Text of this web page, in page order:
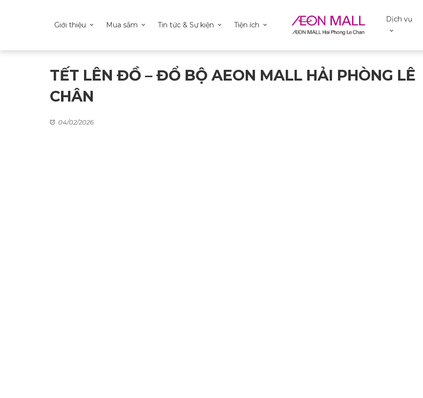
Giới thiệu Mua sắm Tin tức & Sự kiện Tiện ích
Dịch vụ
TẾT LÊN ĐỒ – ĐỔ BỘ AEON MALL HẢI PHÒNG LÊ
CHÂN​
04/02/2026